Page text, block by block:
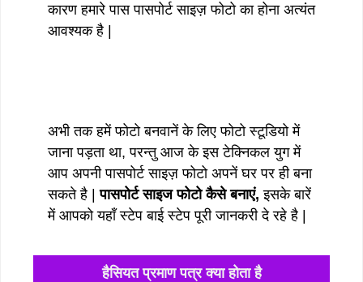
कारण हमारे पास पासपोर्ट साइज़ फोटो का होना अत्यंत
आवश्यक है |
अभी तक हमें फोटो बनवानें के लिए फोटो स्टूडियो में
जाना पड़ता था, परन्तु आज के इस टेक्निकल युग में
आप अपनी पासपोर्ट साइज़ फोटो अपनें घर पर ही बना
सकते है |पासपोर्ट साइज फोटो कैसे बनाएं,इसके बारें
में आपको यहाँ स्टेप बाई स्टेप पूरी जानकरी दे रहे है |
हैसियत प्रमाण पत्र क्या होता है